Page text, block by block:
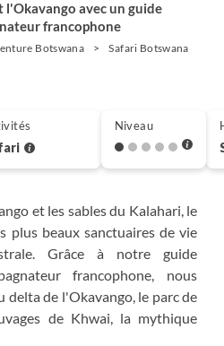
avec un guide
francophone
Botswana Safari Botswana
et les sables du Kalahari, le
plus beaux sanctuaires de vie
Grâce à notre guide
francophone, nous
delta de l'Okavango, le parc de
de Khwai, la mythique
Niveau